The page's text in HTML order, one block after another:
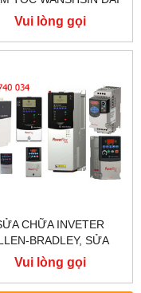
1.5KW 1500W 2HP AC
BA PHA 220 V / 380V
Vui lòng gọi
CHỮA INVETER
BRADLEY, SỬA
ALLEN-BRADLEY
POWER FLEX 753
Vui lòng gọi